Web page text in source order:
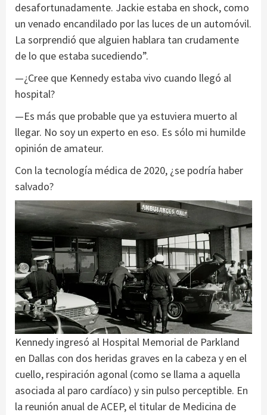
desafortunadamente. Jackie estaba en shock, como
un venado encandilado por las luces de un automóvil.
La sorprendió que alguien hablara tan crudamente
de lo que estaba sucediendo”.
—¿Cree que Kennedy estaba vivo cuando llegó al
hospital?
—Es más que probable que ya estuviera muerto al
llegar. No soy un experto en eso. Es sólo mi humilde
opinión de amateur.
Con la tecnología médica de 2020, ¿se podría haber
salvado?
Kennedy ingresó al Hospital Memorial de Parkland
en Dallas con dos heridas graves en la cabeza y en el
cuello, respiración agonal (como se llama a aquella
asociada al paro cardíaco) y sin pulso perceptible. En
la reunión anual de ACEP, el titular de Medicina de